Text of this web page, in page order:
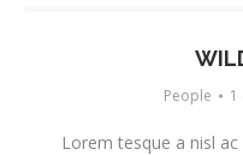
People 1
Lorem tesque a nisl